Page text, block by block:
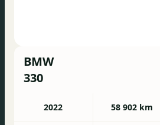
BMW
330
2022 58 902 km